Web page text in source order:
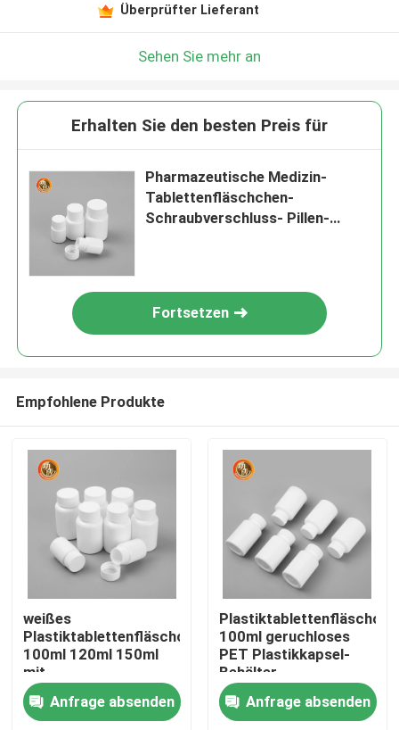
Produkte
Videos
Überprüfter Lieferant
Sehen Sie mehr an
Erhalten Sie den besten Preis für
Pharmazeutische Medizin-
Tablettenfläschchen-
Schraubverschluss- Pillen-
Fortsetzen
Empfohlene Produkte
weißes
Plastiktablettenfläschchen
100ml 120ml 150ml
mit
Schraubverschluss-
Anfrage absenden
100ml geruchloses
PET Plastikkapsel-
Behälter
Anfrage absenden